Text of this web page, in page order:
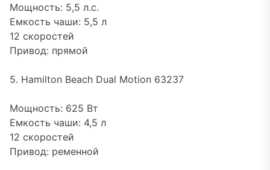
Мощность: 5,5 л.с.
Емкость чаши: 5,5 л
12 скоростей
Привод: прямой
5. Hamilton Beach Dual Motion 63237
Мощность: 625 Вт
Емкость чаши: 4,5 л
12 скоростей
Привод: ременной